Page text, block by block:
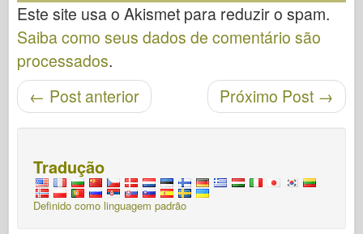
Este site usa o Akismet para reduzir o spam.
Saiba como seus dados de comentário são
processados.
Navegação pós Próximo Post →
← Post anterior
Tradução
Definido como linguagem padrão